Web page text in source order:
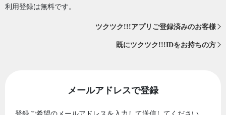
利用登録は無料です。
ツクツク!!!アプリご登録済みのお客様
既にツクツク!!!IDをお持ちの方
メールアドレスで登録